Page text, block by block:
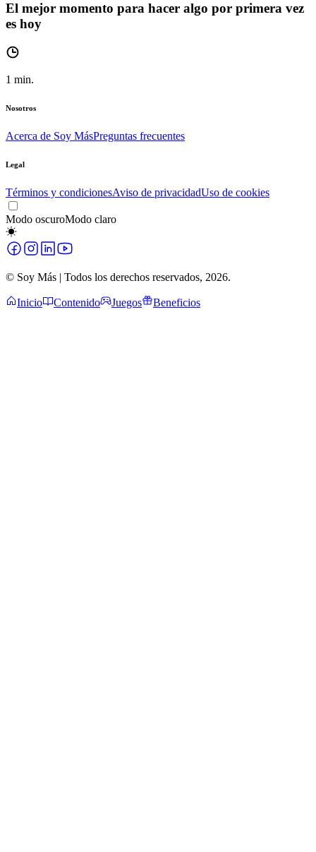
El mejor momento para hacer algo por primera vez
es hoy
1 min.
Nosotros
Acerca de Soy MásPreguntas frecuentes
Legal
Términos y condicionesAviso de privacidadUso de cookies
Modo oscuroModo claro
© Soy Más | Todos los derechos reservados, 2026.
Inicio Contenido Juegos Beneficios